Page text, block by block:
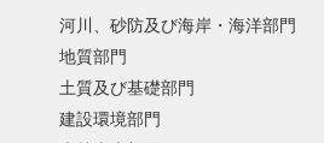
河川、砂防及び海岸・海洋部門
地質部門
土質及び基礎部門
建設環境部門